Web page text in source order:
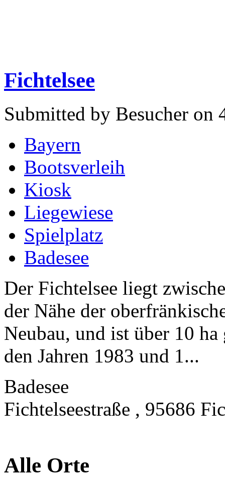
Fichtelsee
Submitted by Besucher on
Bayern
Bootsverleih
Kiosk
Liegewiese
Spielplatz
Badesee
Der Fichtelsee liegt
der Nähe der
Neubau, und ist über 10
den Jahren 1983 und 1...
Badesee
Fichtelseestraße , 95686
Alle Orte